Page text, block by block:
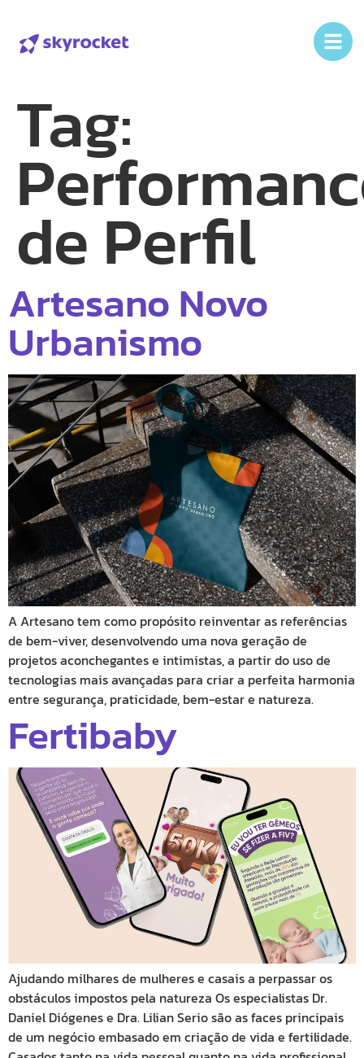
Tag:
de Perfil
Artesano Novo
Urbanismo
A Artesano tem como propósito reinventar as referências
de bem-viver, desenvolvendo uma nova geração de
projetos aconchegantes e intimistas, a partir do uso de
tecnologias mais avançadas para criar a perfeita harmonia
entre segurança, praticidade, bem-estar e natureza.
Fertibaby
Ajudando milhares de mulheres e casais a perpassar os
obstáculos impostos pela natureza Os especialistas Dr.
Daniel Diógenes e Dra. Lilian Serio são as faces principais
de um negócio embasado em criação de vida e fertilidade.